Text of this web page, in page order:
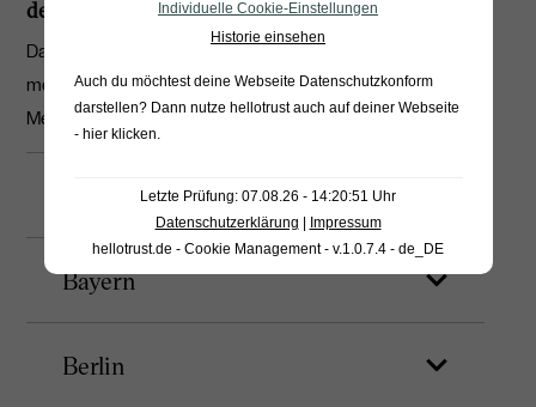
des Datenschutzbeauftragten
Damit Sie wissen wo Sie Ihren Datenschutzbeauftragten
melden müssen, finden Sie nachfolgend eine Liste der
Meldeportale der Aufsichtsbehörden.
Baden-Württemberg
Bayern
Berlin
Individuelle Cookie-Einstellungen
Historie einsehen
Auch du möchtest deine Webseite Datenschutzkonform
darstellen? Dann nutze hellotrust auch auf deiner Webseite
- hier klicken.
Letzte Prüfung: 07.08.26 - 14:20:51 Uhr
Datenschutzerklärung
Impressum
hellotrust.de - Cookie Management - v.1.0.7.4 - de_DE